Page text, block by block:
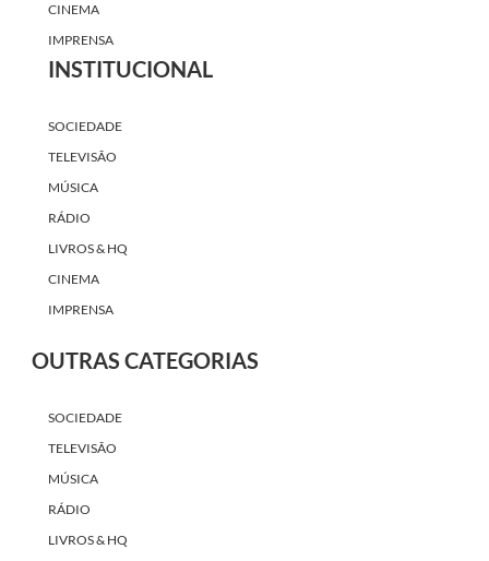
CINEMA
IMPRENSA
INSTITUCIONAL
SOCIEDADE
TELEVISÃO
MÚSICA
RÁDIO
LIVROS & HQ
CINEMA
IMPRENSA
OUTRAS CATEGORIAS
SOCIEDADE
TELEVISÃO
MÚSICA
RÁDIO
LIVROS & HQ